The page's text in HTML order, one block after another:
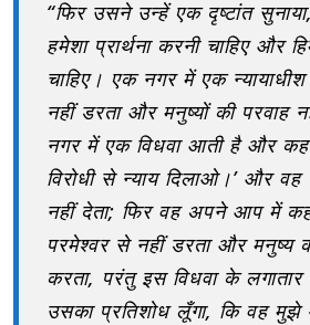
“फिर उसने उन्हें एक दृष्टांत
हमेशा प्रार्थना करनी चाहिए और
चाहिए। एक नगर में एक
नहीं डरता और मनुष्यों की परवाह
नगर में एक विधवा आती है और
विरोधी से न्याय दिलाओ।’ और
नहीं देता; फिर वह अपने आप में
परमेश्वर से नहीं डरता और मनुष्य
करता, परंतु इस विधवा के
उसका प्रतिशोध लूँगा, कि वह